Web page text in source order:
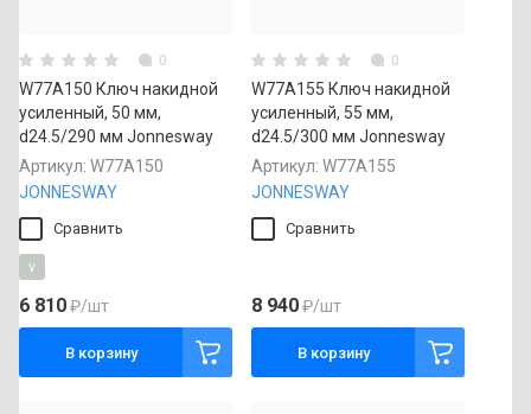
0
W77A150 Ключ накидной
усиленный, 50 мм,
d24.5/290 мм Jonnesway
Артикул: W77A150
JONNESWAY
Сравнить
v
6 810₽/шт
В корзину
0
W77A155 Ключ накидной
усиленный, 55 мм,
d24.5/300 мм Jonnesway
Артикул: W77A155
JONNESWAY
Сравнить
8 940₽/шт
В корзину